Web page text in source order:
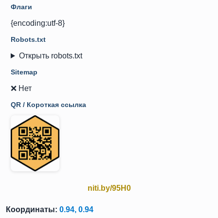
Флаги
{encoding:utf-8}
Robots.txt
Открыть robots.txt
Sitemap
❌ Нет
QR / Короткая ссылка
niti.by/95H0
Координаты: 0.94, 0.94